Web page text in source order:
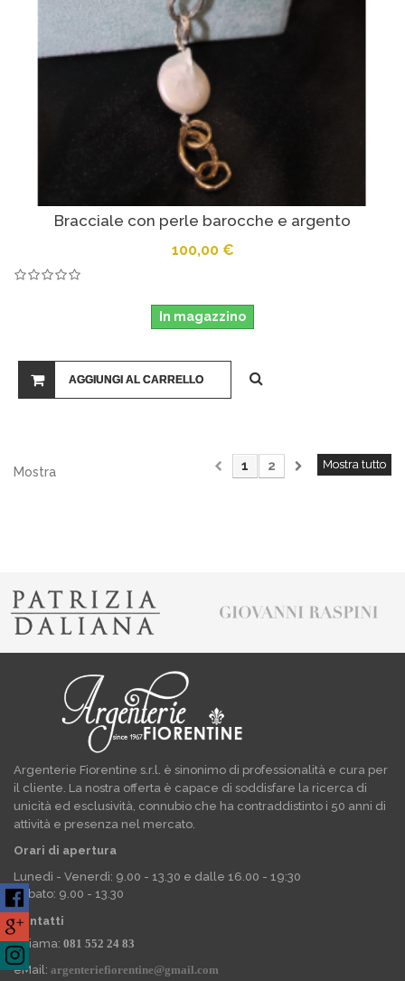
Bracciale con perle barocche e argento
100,00 €
In magazzino
AGGIUNGI AL CARRELLO
Mostra tutto
1 2
Mostra
Argenterie Fiorentine s.r.l. è sinonimo di professionalità e cura per
il cliente. La nostra offerta è capace di soddisfare la ricerca di
unicità ed esclusività, connubio che ha contraddistinto i 50 anni di
attività e presenza nel mercato.
Orari di apertura
Lunedì - Venerdì: 9.00 - 13.30 e dalle 16.00 - 19:30
Sabato: 9.00 - 13.30
Contatti
Chiama: 081 552 24 83
eMail: argenteriefiorentine@gmail.com